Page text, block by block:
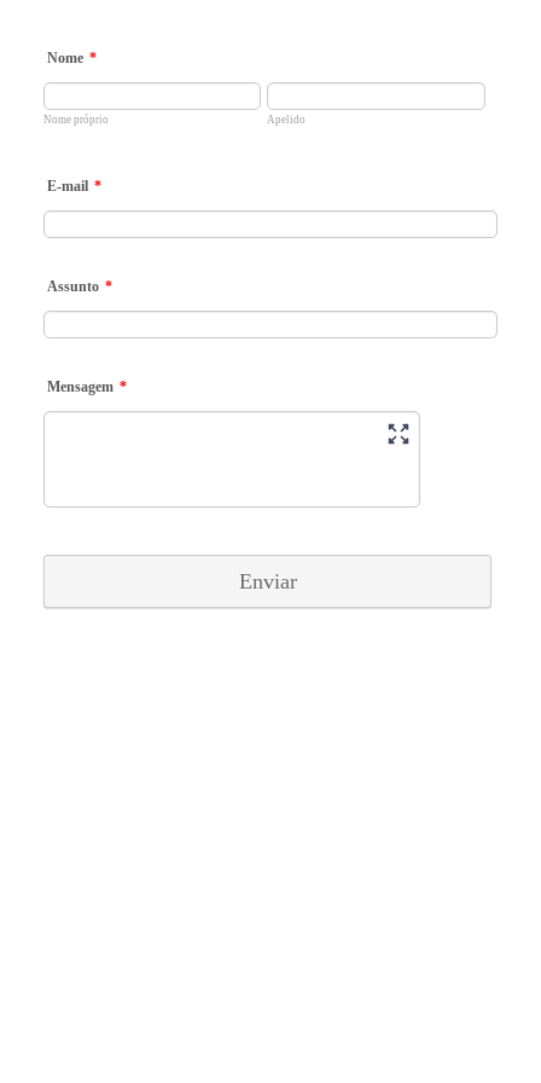
Nome *
Nome próprio Apelido
E-mail *
Assunto *
Mensagem *
Enviar